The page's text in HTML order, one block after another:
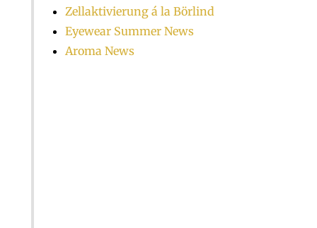
Zellaktivierung á la Börlind
Eyewear Summer News
Aroma News